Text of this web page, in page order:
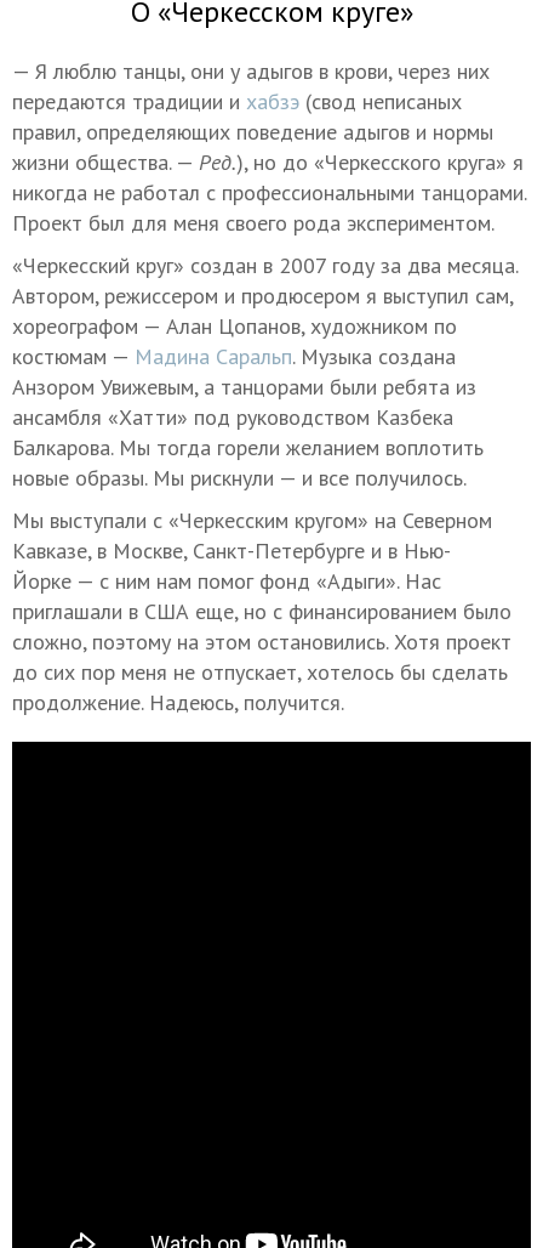
О «Черкесском круге»
— Я люблю танцы, они у адыгов в крови, через них
передаются традиции и хабзэ (свод неписаных
правил, определяющих поведение адыгов и нормы
жизни общества. — Ред.), но до «Черкесского круга» я
никогда не работал с профессиональными танцорами.
Проект был для меня своего рода экспериментом.
«Черкесский круг» создан в 2007 году за два месяца.
Автором, режиссером и продюсером я выступил сам,
хореографом — Алан Цопанов, художником по
костюмам — Мадина Саральп. Музыка создана
Анзором Увижевым, а танцорами были ребята из
ансамбля «Хатти» под руководством Казбека
Балкарова. Мы тогда горели желанием воплотить
новые образы. Мы рискнули — и все получилось.
Мы выступали с «Черкесским кругом» на Северном
Кавказе, в Москве, Санкт-Петербурге и в Нью-
Йорке — с ним нам помог фонд «Адыги». Нас
приглашали в США еще, но с финансированием было
сложно, поэтому на этом остановились. Хотя проект
до сих пор меня не отпускает, хотелось бы сделать
продолжение. Надеюсь, получится.